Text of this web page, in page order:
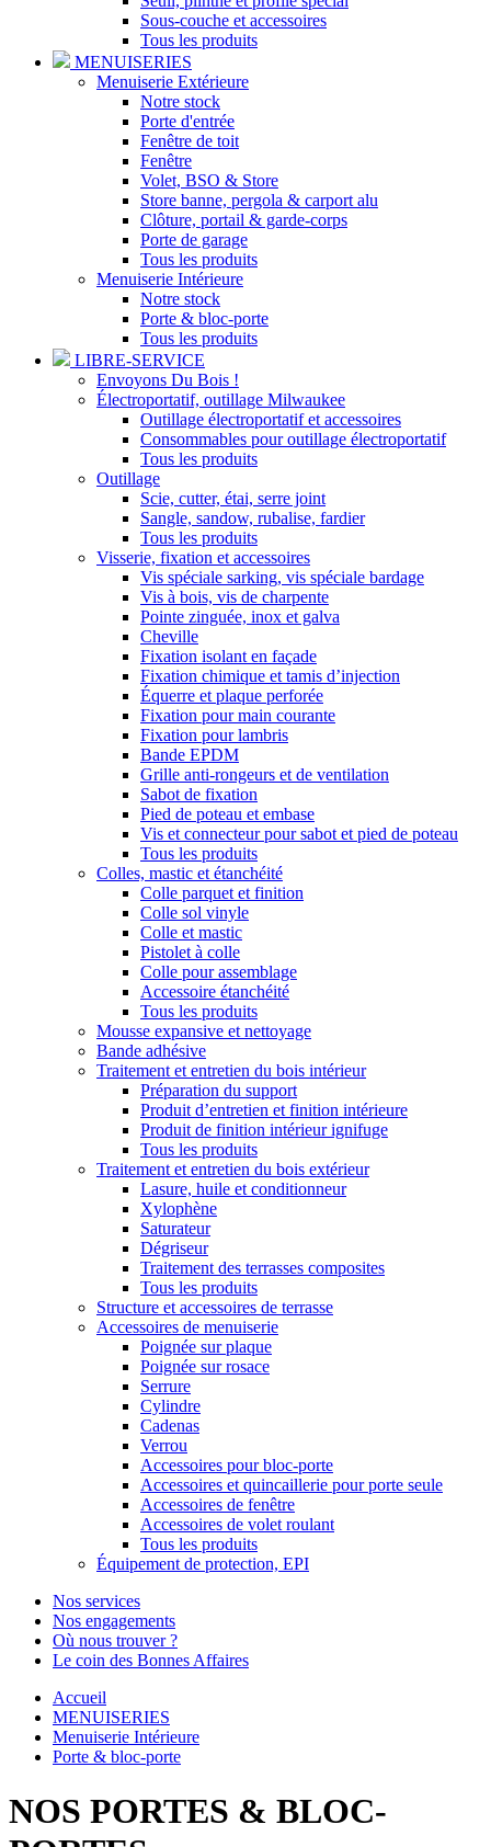
Sous-couche et accessoires
Tous les produits
MENUISERIES
Menuiserie Extérieure
Notre stock
Porte d'entrée
Fenêtre de toit
Fenêtre
Volet, BSO & Store
Store banne, pergola & carport alu
Clôture, portail & garde-corps
Porte de garage
Tous les produits
Menuiserie Intérieure
Notre stock
Porte & bloc-porte
Tous les produits
LIBRE-SERVICE
Envoyons Du Bois !
Électroportatif, outillage Milwaukee
Outillage électroportatif et accessoires
Consommables pour outillage électroportatif
Tous les produits
Outillage
Scie, cutter, étai, serre joint
Sangle, sandow, rubalise, fardier
Tous les produits
Visserie, fixation et accessoires
Vis spéciale sarking, vis spéciale bardage
Vis à bois, vis de charpente
Pointe zinguée, inox et galva
Cheville
Fixation isolant en façade
Fixation chimique et tamis d’injection
Équerre et plaque perforée
Fixation pour main courante
Fixation pour lambris
Bande EPDM
Grille anti-rongeurs et de ventilation
Sabot de fixation
Pied de poteau et embase
Vis et connecteur pour sabot et pied de poteau
Tous les produits
Colles, mastic et étanchéité
Colle parquet et finition
Colle sol vinyle
Colle et mastic
Pistolet à colle
Colle pour assemblage
Accessoire étanchéité
Tous les produits
Mousse expansive et nettoyage
Bande adhésive
Traitement et entretien du bois intérieur
Préparation du support
Produit d’entretien et finition intérieure
Produit de finition intérieur ignifuge
Tous les produits
Traitement et entretien du bois extérieur
Lasure, huile et conditionneur
Xylophène
Saturateur
Dégriseur
Traitement des terrasses composites
Tous les produits
Structure et accessoires de terrasse
Accessoires de menuiserie
Poignée sur plaque
Poignée sur rosace
Serrure
Cylindre
Cadenas
Verrou
Accessoires pour bloc-porte
Accessoires et quincaillerie pour porte seule
Accessoires de fenêtre
Accessoires de volet roulant
Tous les produits
Équipement de protection, EPI
Nos services
Nos engagements
Où nous trouver ?
Le coin des Bonnes Affaires
Accueil
MENUISERIES
Menuiserie Intérieure
Porte & bloc-porte
NOS PORTES & BLOC-